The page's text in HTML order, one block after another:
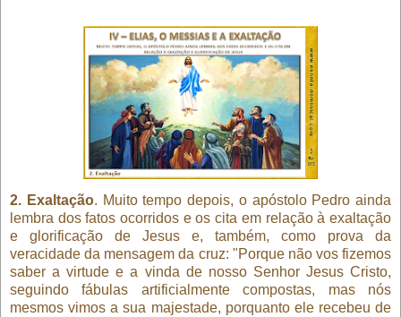
2. Exaltação. Muito tempo depois, o apóstolo Pedro ainda
lembra dos fatos ocorridos e os cita em relação à exaltação
e glorificação de Jesus e, também, como prova da
veracidade da mensagem da cruz: "Porque não vos fizemos
saber a virtude e a vinda de nosso Senhor Jesus Cristo,
seguindo fábulas artificialmente compostas, mas nós
mesmos vimos a sua majestade, porquanto ele recebeu de